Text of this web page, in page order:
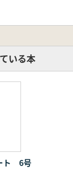
いる本
ト 6号